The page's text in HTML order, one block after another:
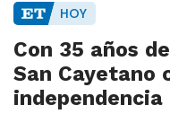
HOY
Con 35 años
San Cayetano